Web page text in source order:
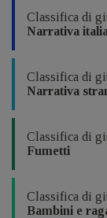
Classifica di
Narrativa
Classifica di
Narrativa
Classifica di
Fumetti
Classifica di
Bambini e